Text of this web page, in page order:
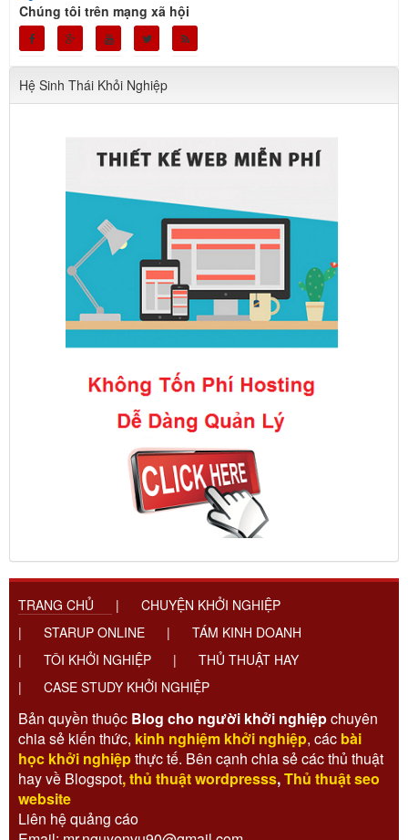
Chúng tôi trên mạng xã hội
Hệ Sinh Thái Khỏi Nghiệp
TRANG CHỦ |
CHUYỆN KHỞI NGHIỆP
|
STARUP ONLINE |
TÁM KINH DOANH
|
TÔI KHỞI NGHIỆP |
THỦ THUẬT HAY
|
CASE STUDY KHỞI NGHIỆP
Bản quyền thuộc Blog cho người khởi nghiệpchuyên
chia sẻ kiến thức, kinh nghiệm khởi nghiệp, các bài
học khởi nghiệpthực tế. Bên cạnh chia sẻ các thủ thuật
hay về Blogspot,thủ thuật wordpresss,Thủ thuật seo
website
Liên hệ quảng cáo